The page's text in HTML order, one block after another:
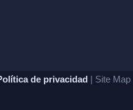
de privacidad | Site Map